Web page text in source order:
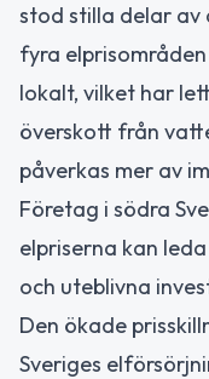
stod stilla delar av
fyra
lokalt, vilket har
överskott från
påverkas mer av
Företag i södra
elpriserna kan
och uteblivna
Den ökade
Sveriges